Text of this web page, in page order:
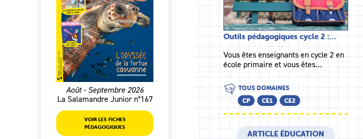
Août - Septembre 2026
La Salamandre Junior n°167
VOIR LES FICHES
PÉDAGOGIQUES
Outils pédagogiques cycle 2 :…
Vous êtes enseignants en cycle 2 en
école primaire et vous êtes…
TOUS DOMAINES
CP
CE1 CE2
ARTICLE ÉDUCATION